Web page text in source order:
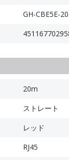
GH-CBE5E-
20m
ストレート
レッド
RJ45